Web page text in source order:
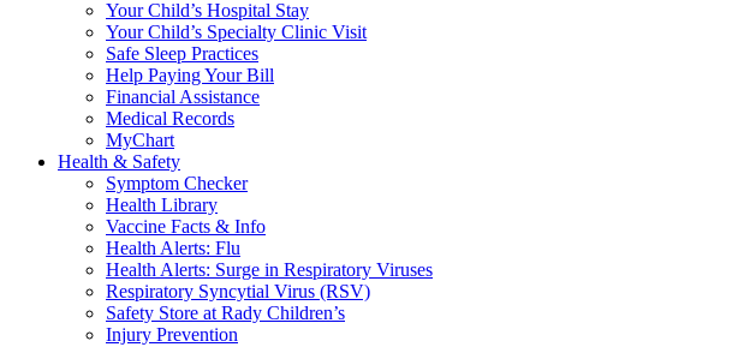
Your Child’s Hospital Stay
Your Child’s Specialty Clinic Visit
Safe Sleep Practices
Help Paying Your Bill
Financial Assistance
Medical Records
MyChart
Health & Safety
Symptom Checker
Health Library
Vaccine Facts & Info
Health Alerts: Flu
Health Alerts: Surge in Respiratory Viruses
Respiratory Syncytial Virus (RSV)
Safety Store at Rady Children’s
Injury Prevention